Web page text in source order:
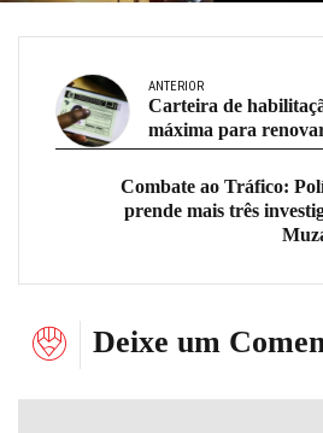
ANTERIOR
Carteira de
máxima para
Combate ao Tráfico:
prende mais três
Deixe um